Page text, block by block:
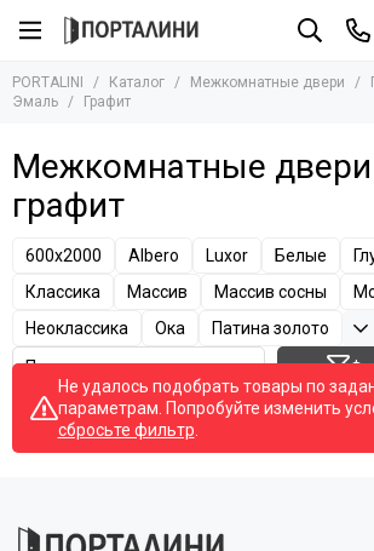
Межкомнатные двери
Все товары
По покрытию
По покрытию
Все товары
Экошпон
Эмалит
Крашеные
ПЭТ
CPL
Винил
Глянцевые
Soft touch
По цене
По цвету
По конструкции
По применению
По размеру
В наличии
На заказ
PORTALINI Каталог Межкомнатные двери
Эмаль
Графит
Межкомнатные
графит
600х2000 Albero Luxor Белые
Классика
Массив Массив сосны
Неоклассика
Ока
Патина золото
Не удалось подобрать товары по
параметрам. Попробуйте изменить
сбросьте фильтр